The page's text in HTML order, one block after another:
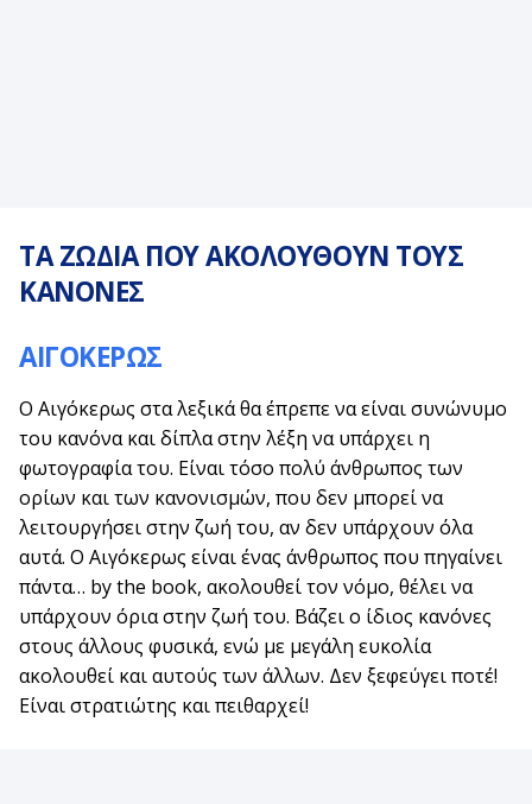
ΤΑ ΖΩΔΙΑ ΠΟΥ ΑΚΟΛΟΥΘΟΥΝ ΤΟΥΣ
ΚΑΝΟΝΕΣ
ΑΙΓΟΚΕΡΩΣ
Ο Αιγόκερως στα λεξικά θα έπρεπε να είναι συνώνυμο
του κανόνα και δίπλα στην λέξη να υπάρχει η
φωτογραφία του. Είναι τόσο πολύ άνθρωπος των
ορίων και των κανονισμών, που δεν μπορεί να
λειτουργήσει στην ζωή του, αν δεν υπάρχουν όλα
αυτά. Ο Αιγόκερως είναι ένας άνθρωπος που πηγαίνει
πάντα… by the book, ακολουθεί τον νόμο, θέλει να
υπάρχουν όρια στην ζωή του. Βάζει ο ίδιος κανόνες
στους άλλους φυσικά, ενώ με μεγάλη ευκολία
ακολουθεί και αυτούς των άλλων. Δεν ξεφεύγει ποτέ!
Είναι στρατιώτης και πειθαρχεί!